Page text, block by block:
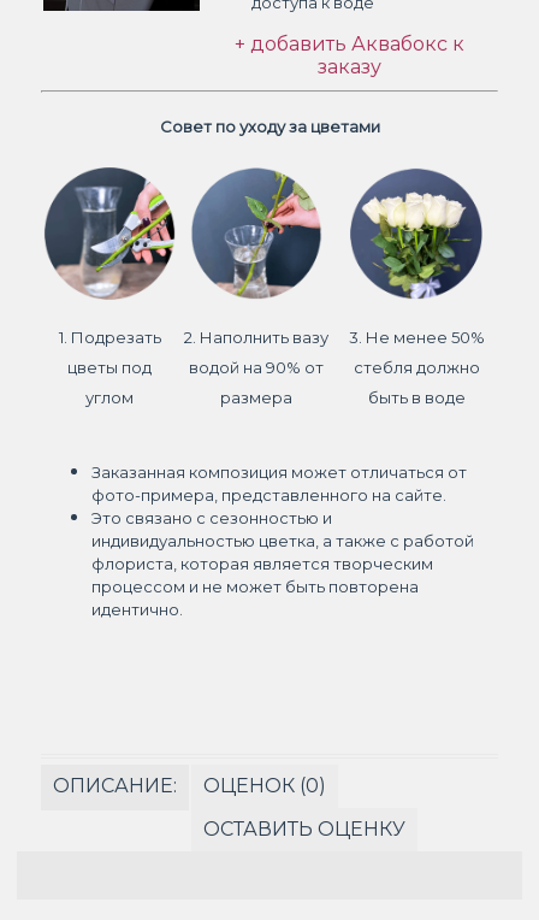
+ добавить Аквабокс к
заказу
Совет по уходу за цветами
1. Подрезать
цветы под
углом
2. Наполнить вазу
водой на 90% от
размера
3. Не менее 50%
стебля должно
быть в воде
Заказанная композиция может отличаться от
фото-примера, представленного на сайте.
Это связано с сезонностью и
индивидуальностью цветка, а также с работой
флориста, которая является творческим
процессом и не может быть повторена
идентично.
ОПИСАНИЕ:
ОЦЕНОК (0)
ОСТАВИТЬ ОЦЕНКУ